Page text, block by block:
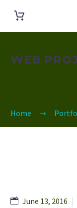
WEB
Home
June 13, 2016